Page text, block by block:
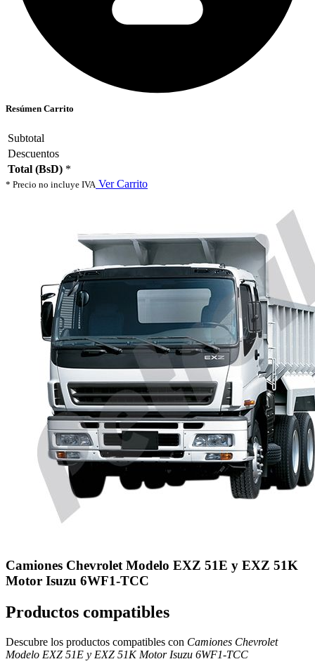
Resúmen Carrito
Subtotal
Descuentos
Total (BsD) *
* Precio no incluye IVA Ver Carrito
Camiones Chevrolet Modelo EXZ 51E y EXZ 51K
Motor Isuzu 6WF1-TCC
Productos compatibles
Descubre los productos compatibles con Camiones Chevrolet
Modelo EXZ 51E y EXZ 51K Motor Isuzu 6WF1-TCC